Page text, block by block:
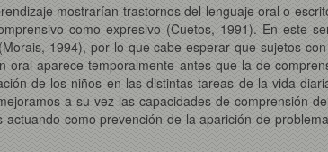
mostrarían trastornos del lenguaje oral o
como expresivo (Cuetos, 1991). En este
1994), por lo que cabe esperar que sujetos
aparece temporalmente antes que la de
de los niños en las distintas tareas de la vida
a su vez las capacidades de comprensión
como prevención de la aparición de